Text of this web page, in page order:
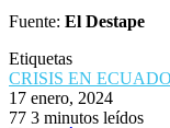
Fuente: El Destape
Etiquetas
CRISIS EN
17 enero, 2024
77 3 minutos leídos